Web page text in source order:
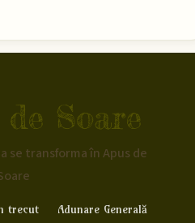
Soare
se transforma în Apus de
trecut
Adunare Generală